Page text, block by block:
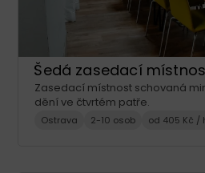
Šedá zasedací
Zasedací místnost schovaná
dění ve čtvrtém patře.
Ostrava 2-10 osob od 405 Kč /